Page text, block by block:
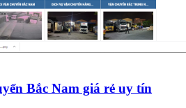
Bắc Nam giá rẻ uy tín